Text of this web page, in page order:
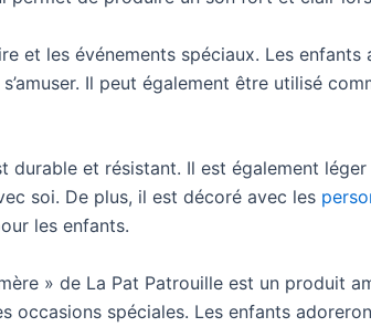
et les événements spéciaux. Les enfants
Il peut également être utilisé
durable et résistant. Il est également
soi. De plus, il est décoré avec les
les enfants.
» de La Pat Patrouille est un produit
occasions spéciales. Les enfants